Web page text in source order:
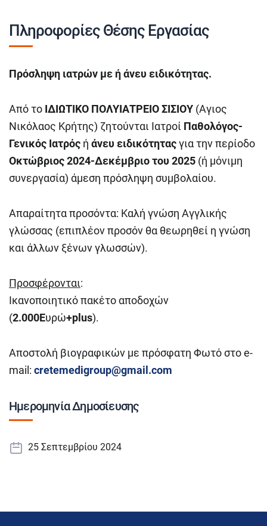
Πληροφορίες Θέσης Εργασίας
Πρόσληψη ιατρών με ή άνευ ειδικότητας.
Από το ΙΔΙΩΤΙΚΟ ΠΟΛΥΙΑΤΡΕΙΟ ΣΙΣΙΟΥ (Αγιος
Νικόλαος Κρήτης) ζητούνται Ιατροί Παθολόγος-
Γενικός Ιατρός ή άνευ ειδικότηταςγια την περίοδο
Οκτώβριος 2024-Δεκέμβριοτου 2025 (ή μόνιμη
συνεργασία) άμεση πρόσληψη συμβολαίου.
Απαραίτητα προσόντα: Καλή γνώση Αγγλικής
γλώσσας (επιπλέον προσόν θα θεωρηθεί η γνώση
και άλλων ξένων γλωσσών).
Προσφέρονται:
Ικανοποιητικό πακέτο αποδοχών
(2.000Eυρώ+plus).
Αποστολή βιογραφικών με πρόσφατη Φωτό στο e-
mail: cretemedigroup@gmail.com
Ημερομηνία Δημοσίευσης
25 Σεπτεμβρίου 2024